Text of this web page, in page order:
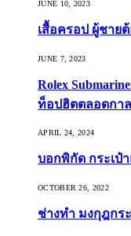
JUNE 10, 2023
เสื้อครอป ผู้ชาย
JUNE 7, 2023
Rolex
ท็อปฮิตตลอดกาล
APRIL 24, 2024
บอกพิกัด กระเป๋
OCTOBER 26, 2022
ช่างทำ มงกุฎกร